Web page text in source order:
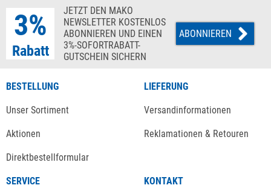
3%
Rabatt
JETZT DEN MAKO
NEWSLETTER KOSTENLOS
ABONNIEREN UND EINEN
3%-SOFORTRABATT-
GUTSCHEIN SICHERN
ABONNIEREN
BESTELLUNG
Unser Sortiment
Aktionen
Direktbestellformular
LIEFERUNG
Versandinformationen
Reklamationen & Retouren
SERVICE KONTAKT